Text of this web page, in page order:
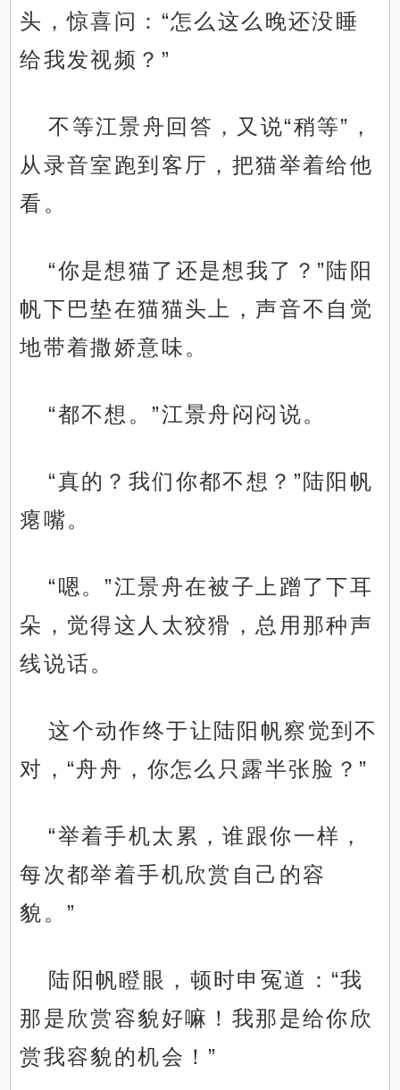
头，惊喜问：“怎么这么晚还没睡
给我发视频？”
不等江景舟回答，又说“稍等”，
从录音室跑到客厅，把猫举着给他
看。
“你是想猫了还是想我了？”陆阳
帆下巴垫在猫猫头上，声音不自觉
地带着撒娇意味。
“都不想。”江景舟闷闷说。
“真的？我们你都不想？”陆阳帆
瘪嘴。
“嗯。”江景舟在被子上蹭了下耳
朵，觉得这人太狡猾，总用那种声
线说话。
这个动作终于让陆阳帆察觉到不
对，“舟舟，你怎么只露半张脸？”
“举着手机太累，谁跟你一样，
每次都举着手机欣赏自己的容
貌。”
陆阳帆瞪眼，顿时申冤道：“我
那是欣赏容貌好嘛！我那是给你欣
赏我容貌的机会！”